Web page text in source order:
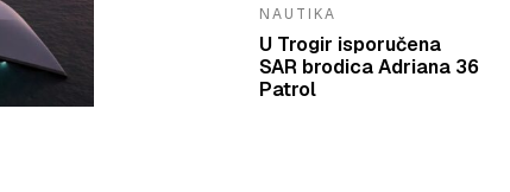
NAUTIKA
U Trogir isporučena
SAR brodica Adriana 36
Patrol